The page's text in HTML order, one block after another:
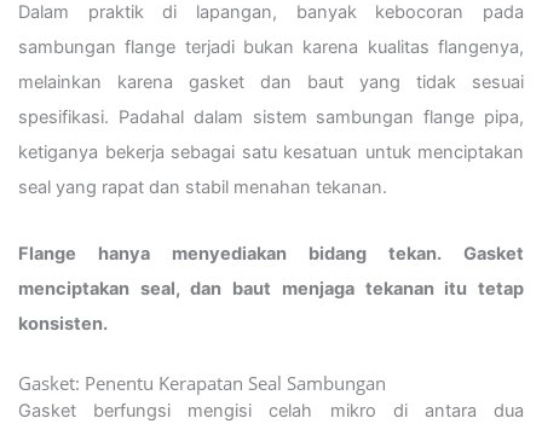
Dalam praktik di lapangan, banyak kebocoran pada
sambungan flange terjadi bukan karena kualitas flangenya,
melainkan karena gasket dan baut yang tidak sesuai
spesifikasi. Padahal dalam sistem sambungan flange pipa,
ketiganya bekerja sebagai satu kesatuan untuk menciptakan
seal yang rapat dan stabil menahan tekanan.
Flange hanya menyediakan bidang tekan. Gasket
menciptakan seal, dan baut menjaga tekanan itu tetap
konsisten.
Gasket: Penentu Kerapatan Seal Sambungan
Gasket berfungsi mengisi celah mikro di antara dua